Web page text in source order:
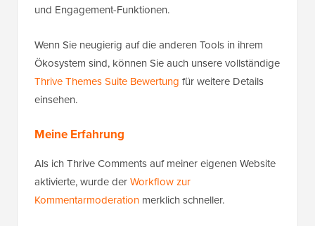
und Engagement-Funktionen.
Wenn Sie neugierig auf die anderen Tools in ihrem
Ökosystem sind, können Sie auch unsere vollständige
Thrive Themes Suite Bewertung für weitere Details
einsehen.
Meine Erfahrung
Als ich Thrive Comments auf meiner eigenen Website
aktivierte, wurde derWorkflow zur
Kommentarmoderation merklich schneller.